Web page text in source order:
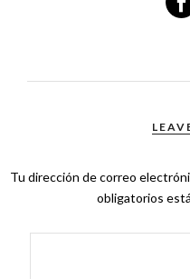
Tu dirección de correo
obligatorios